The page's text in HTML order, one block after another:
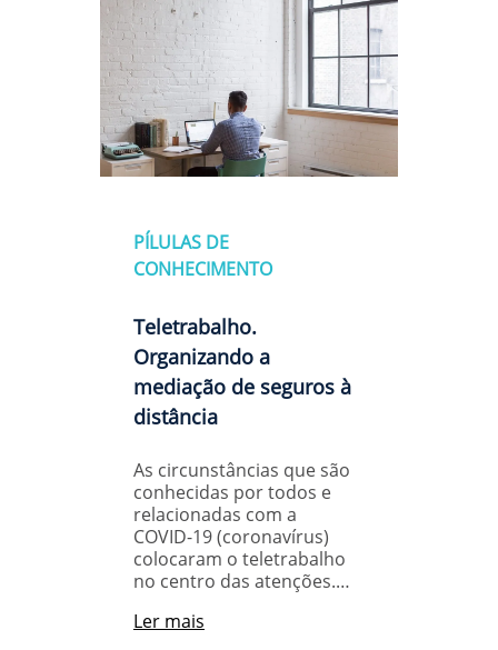
PÍLULAS DE
CONHECIMENTO
Teletrabalho.
Organizando a
mediação de seguros à
distância
As circunstâncias que são
conhecidas por todos e
relacionadas com a
COVID-19 (coronavírus)
colocaram o teletrabalho
no centro das atenções.…
Ler mais